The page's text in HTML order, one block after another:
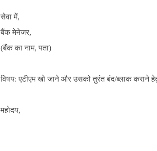
सेवा में,
बैंक मेनेजर,
(बैंक का नाम, पता)
विषय: एटीएम खो जाने और उसको तुरंत बंद/ब्लाक कराने
महोदय,